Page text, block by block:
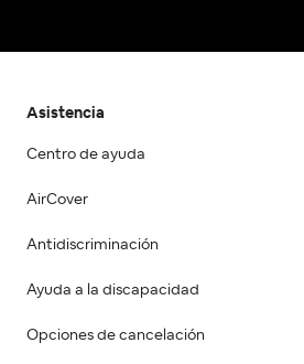
Asistencia
Centro de ayuda
AirCover
Antidiscriminación
Ayuda a la discapacidad
Opciones de cancelación